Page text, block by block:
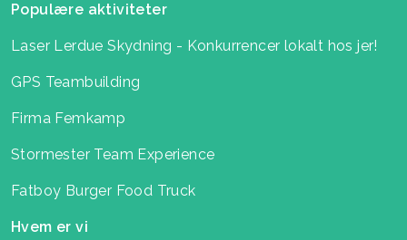
Populære aktiviteter
Laser Lerdue Skydning - Konkurrencer lokalt hos jer!
GPS Teambuilding
Firma Femkamp
Stormester Team Experience
Fatboy Burger Food Truck
Hvem er vi